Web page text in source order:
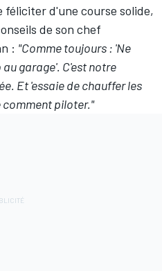
d'une course solide,
de son chef
: "Comme toujours : 'Ne
garage'. C'est notre
Et 'essaie de chauffer les
comment piloter."